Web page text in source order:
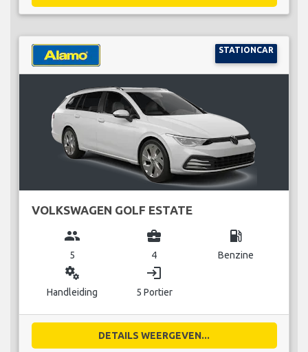
STATIONCAR
VOLKSWAGEN GOLF ESTATE
group
5
business_center
4
local_gas_station
Benzine
miscellaneous_services
Handleiding
login
5 Portier
DETAILS WEERGEVEN...